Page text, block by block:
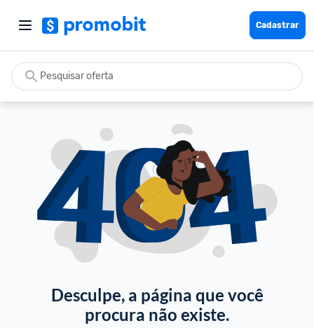
Cadastrar
Desculpe, a página que você
procura não existe.